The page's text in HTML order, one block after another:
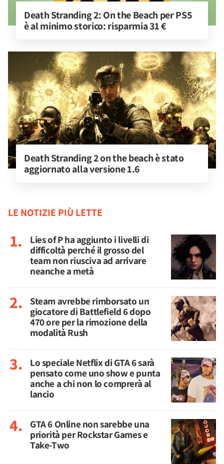
Death Stranding 2: On the Beach per PS5
è al minimo storico: risparmia 31 €
Death Stranding 2 on the beach è stato
aggiornato alla versione 1.6
LE NOTIZIE PIÙ LETTE
Lies of P ha aggiunto i livelli di
difficoltà perché il grosso del
team non riusciva ad arrivare
neanche a metà
Steam avrebbe rimborsato un
giocatore di Battlefield 6 dopo
470 ore per la rimozione della
modalità Rush
Lo speciale Netflix di GTA 6 sarà
pensato come uno show e punta
anche a chi non lo comprerà al
lancio
GTA 6 Online non sarebbe una
priorità per Rockstar Games e
Take-Two